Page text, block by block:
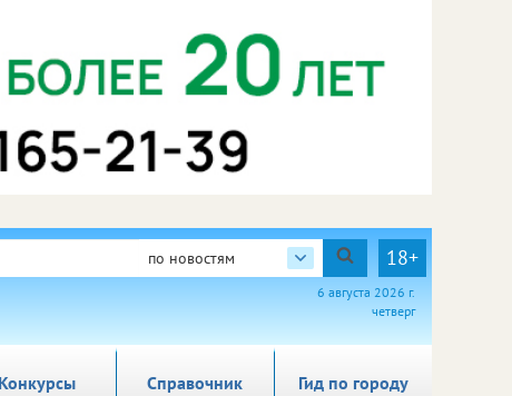
по новостям 18+
6 августа 2026 г.
четверг
Справочник Гид по городу
Конкурсы